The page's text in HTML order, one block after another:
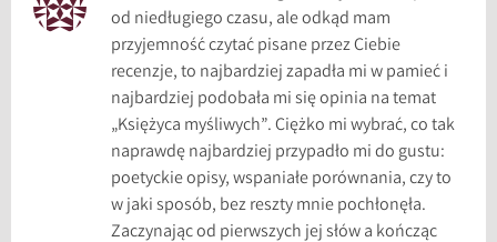
z
n
y
k
o
n
k
u
r
od niedługiego czasu, ale odkąd mam
przyjemność czytać pisane przez Ciebie
recenzje, to najbardziej zapadła mi w pamieć i
najbardziej podobała mi się opinia na temat
„Księżyca myśliwych”. Ciężko mi wybrać, co tak
naprawdę najbardziej przypadło mi do gustu:
poetyckie opisy, wspaniałe porównania, czy to
w jaki sposób, bez reszty mnie pochłonęła.
Zaczynając od pierwszych jej słów a kończąc